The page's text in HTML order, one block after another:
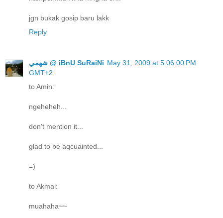
jgn bukak gosip baru lakk
Reply
ﺷﻬﻤﻲ @ iBnU SuRaiNi May 31, 2009 at 5:06:00 PM
GMT+2
to Amin:
ngeheheh...
don't mention it...
glad to be aqcuainted...
=)
to Akmal:
muahaha~~